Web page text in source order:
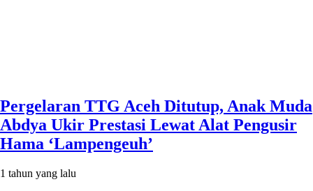
Pergelaran TTG Aceh Ditutup, Anak Muda
Abdya Ukir Prestasi Lewat Alat Pengusir
Hama ‘Lampengeuh’
1 tahun yang lalu